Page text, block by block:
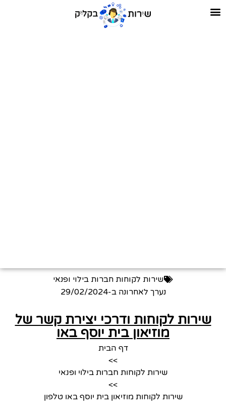
שירות לקוחות חברות בילוי ופנאי
נערך לאחרונה ב-29/02/2024
שירות לקוחות ודרכי יצירת קשר של
מוזיאון בית יוסף באו
דף הבית
>>
שירות לקוחות חברות בילוי ופנאי
>>
שירות לקוחות מוזיאון בית יוסף באו טלפון